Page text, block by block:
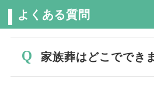
よくある質問
家族葬はどこででき